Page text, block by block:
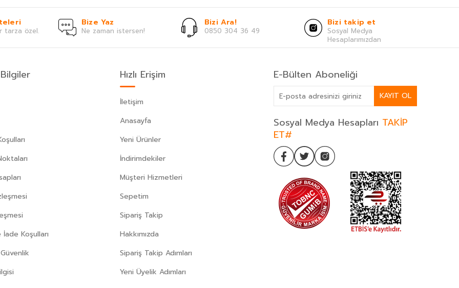
tarza özel.
Bize Yaz
Ne zaman istersen!
Bizi Ara!
0850 304 36 49
Bizi takip et
Sosyal Medya
Hesaplarımızdan
Koşulları
Hızlı Erişim
İletişim
Anasayfa
Yeni Ürünler
İndirimdekiler
Müşteri Hizmetleri
Sepetim
Sipariş Takip
Hakkımızda
Sipariş Takip Adımları
Yeni Üyelik Adımları
E-Bülten Aboneliği
KAYIT OL
Sosyal Medya Hesapları TAKİP
ET#